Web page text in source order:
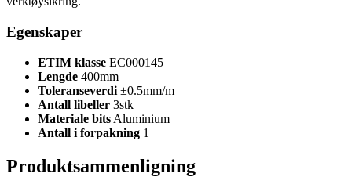
Egenskaper
ETIM klasse EC000145
Lengde 400mm
Toleranseverdi ±0.5mm/m
Antall libeller 3stk
Materiale bits Aluminium
Antall i forpakning 1
Produktsammenligning